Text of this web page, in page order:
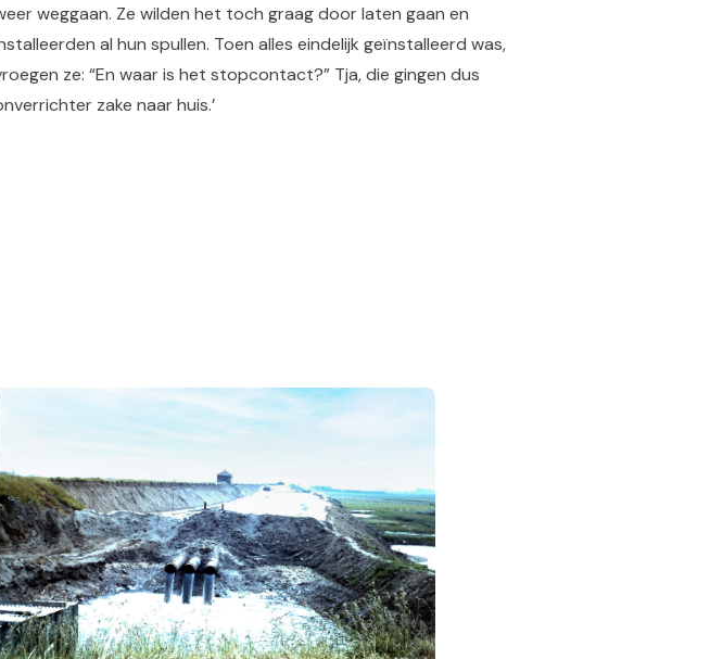
weggaan. Ze wilden het toch graag door laten gaan en
al hun spullen. Toen alles eindelijk geïnstalleerd was,
ze: “En waar is het stopcontact?” Tja, die gingen dus
zake naar huis.’